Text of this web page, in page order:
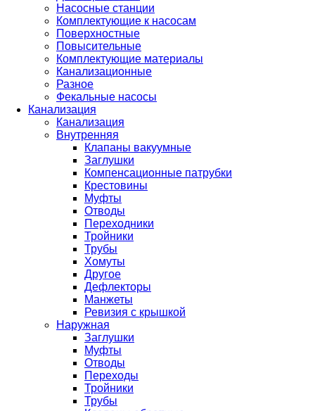
Насосные станции
Комплектующие к насосам
Поверхностные
Повысительные
Комплектующие материалы
Канализационные
Разное
Фекальные насосы
Канализация
Канализация
Внутренняя
Клапаны вакуумные
Заглушки
Компенсационные патрубки
Крестовины
Муфты
Отводы
Переходники
Тройники
Трубы
Хомуты
Другое
Дефлекторы
Манжеты
Ревизия с крышкой
Наружная
Заглушки
Муфты
Отводы
Переходы
Тройники
Трубы